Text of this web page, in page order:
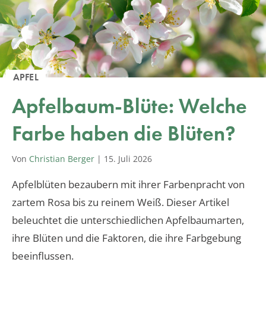
APFEL
Apfelbaum-Blüte: Welche
Farbe haben die Blüten?
Von Christian Berger | 15. Juli 2026
Apfelblüten bezaubern mit ihrer Farbenpracht von
zartem Rosa bis zu reinem Weiß. Dieser Artikel
beleuchtet die unterschiedlichen Apfelbaumarten,
ihre Blüten und die Faktoren, die ihre Farbgebung
beeinflussen.